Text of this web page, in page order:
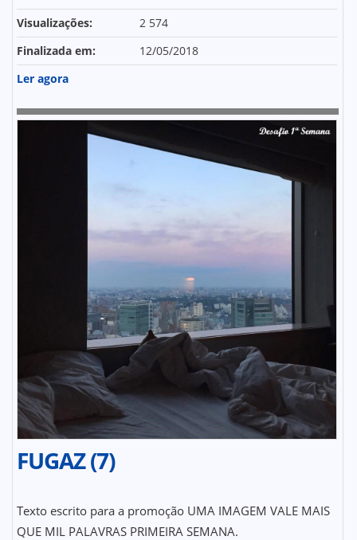
Visualizações:
2 574
Finalizada em:
12/05/2018
Ler agora
FUGAZ (7)
Texto escrito para a promoção UMA IMAGEM VALE MAIS
QUE MIL PALAVRAS PRIMEIRA SEMANA.